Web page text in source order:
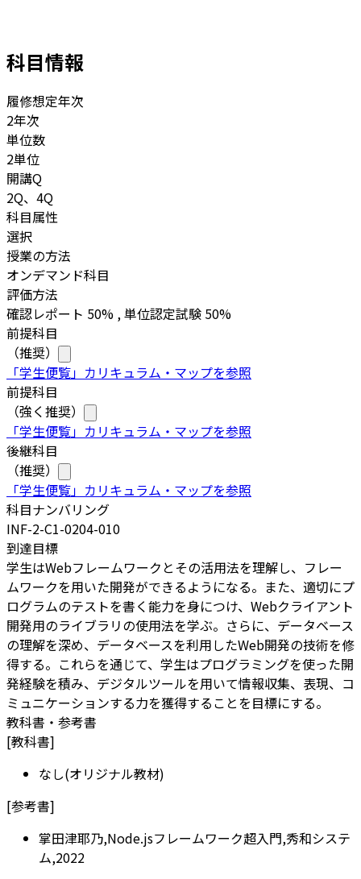
科目情報
履修想定年次
2年次
単位数
2単位
開講Q
2Q、4Q
科目属性
選択
授業の方法
オンデマンド科目
評価方法
確認レポート 50% , 単位認定試験 50%
前提科目
（推奨）
「学生便覧」カリキュラム・マップを参照
前提科目
（強く推奨）
「学生便覧」カリキュラム・マップを参照
後継科目
（推奨）
「学生便覧」カリキュラム・マップを参照
科目ナンバリング
INF-2-C1-0204-010
到達目標
学生はWebフレームワークとその活用法を理解し、フレー
ムワークを用いた開発ができるようになる。また、適切にプ
ログラムのテストを書く能力を身につけ、Webクライアント
開発用のライブラリの使用法を学ぶ。さらに、データベース
の理解を深め、データベースを利用したWeb開発の技術を修
得する。これらを通じて、学生はプログラミングを使った開
発経験を積み、デジタルツールを用いて情報収集、表現、コ
ミュニケーションする力を獲得することを目標にする。
教科書・参考書
[教科書]
なし(オリジナル教材)
[参考書]
掌田津耶乃,Node.jsフレームワーク超入門,秀和システ
ム,2022